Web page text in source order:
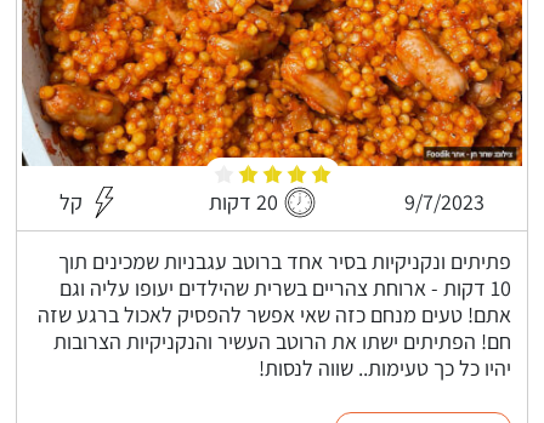
9/7/2023 20 דקות קל
פתיתים ונקניקיות בסיר אחד ברוטב עגבניות שמכינים תוך
10 דקות - ארוחת צהריים בשרית שהילדים יעופו עליה וגם
אתם! טעים מנחם כזה שאי אפשר להפסיק לאכול ברגע שזה
חם! הפתיתים ישתו את הרוטב העשיר והנקניקיות הצרובות
יהיו כל כך טעימות.. שווה לנסות!